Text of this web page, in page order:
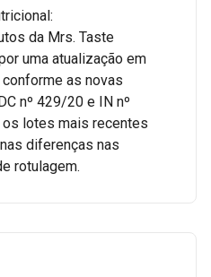
da Mrs. Taste
uma atualização em
as novas
nº 429/20 e IN nº
lotes mais recentes
diferenças nas
rotulagem.